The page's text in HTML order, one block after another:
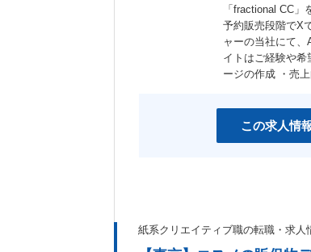
「fractional CC
予約販売段階でX
ャーの当社にて
イトはご経験や
ージの作成 ・売
この求人情
紙系クリエイティブ職の転職・求人